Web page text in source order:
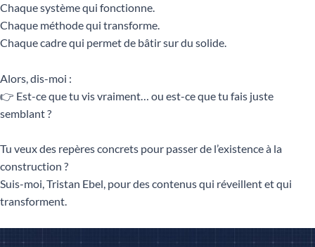
Chaque système qui fonctionne.
Chaque méthode qui transforme.
Chaque cadre qui permet de bâtir sur du solide.
Alors, dis-moi :
👉 Est-ce que tu vis vraiment… ou est-ce que tu fais juste
semblant ?
Tu veux des repères concrets pour passer de l’existence à la
construction ?
Suis-moi, Tristan Ebel, pour des contenus qui réveillent et qui
transforment.